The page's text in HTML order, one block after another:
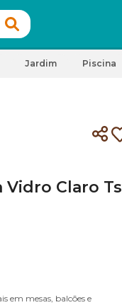
Jardim Piscina
Claro Ts
em mesas, balcões e